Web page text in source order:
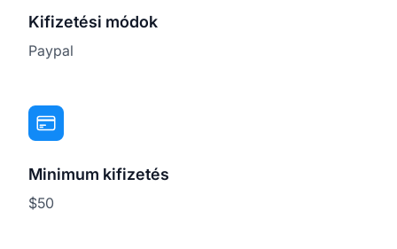
Kifizetési módok
Paypal
Minimum kifizetés
$50